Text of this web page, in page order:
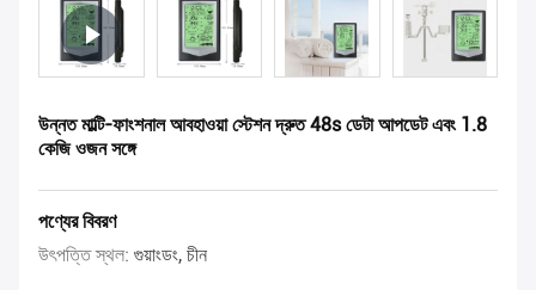
উন্নত মাল্টি-ফাংশনাল আবহাওয়া স্টেশন দ্রুত 48s ডেটা আপডেট এবং 1.8
কেজি ওজন সঙ্গে
পণ্যের বিবরণ
উৎপত্তি স্থল: গুয়াংডং, চীন